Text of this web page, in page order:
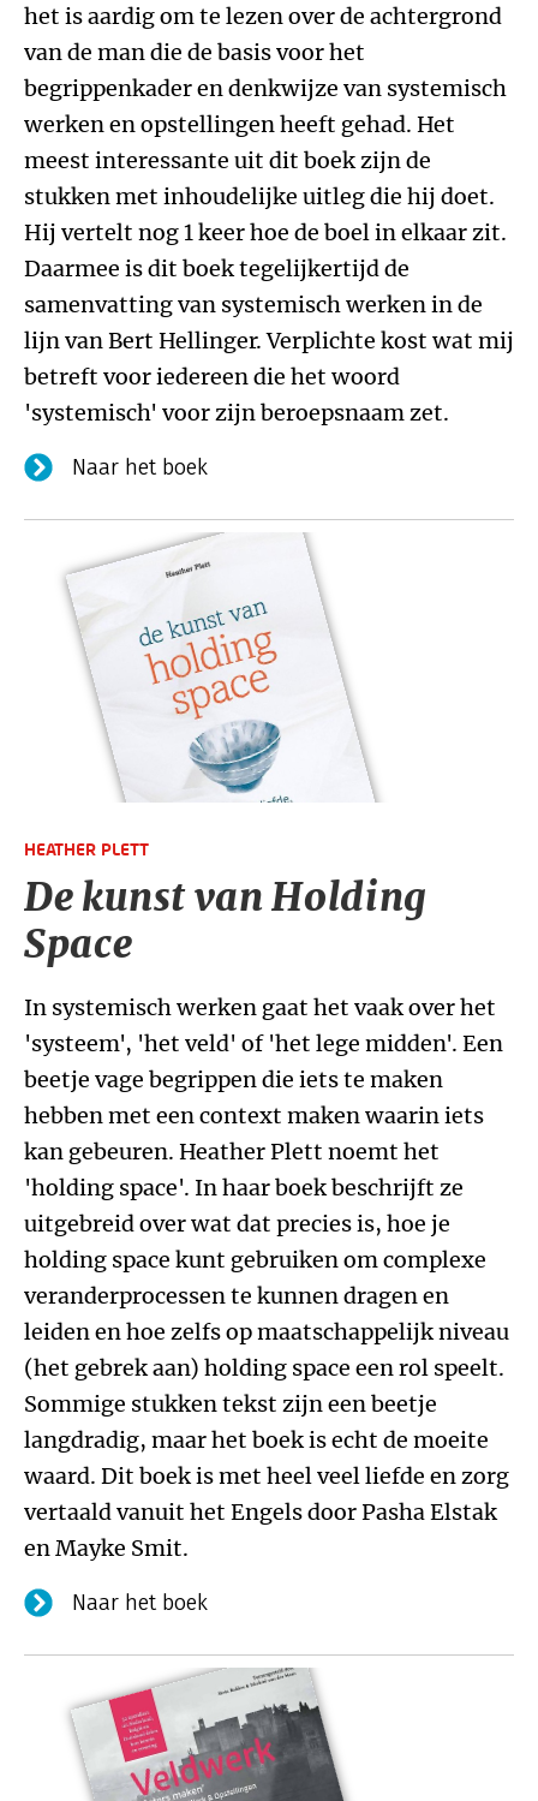
het is aardig om te lezen over de achtergrond
van de man die de basis voor het
begrippenkader en denkwijze van systemisch
werken en opstellingen heeft gehad. Het
meest interessante uit dit boek zijn de
stukken met inhoudelijke uitleg die hij doet.
Hij vertelt nog 1 keer hoe de boel in elkaar zit.
Daarmee is dit boek tegelijkertijd de
samenvatting van systemisch werken in de
lijn van Bert Hellinger. Verplichte kost wat mij
betreft voor iedereen die het woord
'systemisch' voor zijn beroepsnaam zet.
Naar het boek
HEATHER PLETT
De kunst van Holding
Space
In systemisch werken gaat het vaak over het
'systeem', 'het veld' of 'het lege midden'. Een
beetje vage begrippen die iets te maken
hebben met een context maken waarin iets
kan gebeuren. Heather Plett noemt het
'holding space'. In haar boek beschrijft ze
uitgebreid over wat dat precies is, hoe je
holding space kunt gebruiken om complexe
veranderprocessen te kunnen dragen en
leiden en hoe zelfs op maatschappelijk niveau
(het gebrek aan) holding space een rol speelt.
Sommige stukken tekst zijn een beetje
langdradig, maar het boek is echt de moeite
waard. Dit boek is met heel veel liefde en zorg
vertaald vanuit het Engels door Pasha Elstak
en Mayke Smit.
Naar het boek